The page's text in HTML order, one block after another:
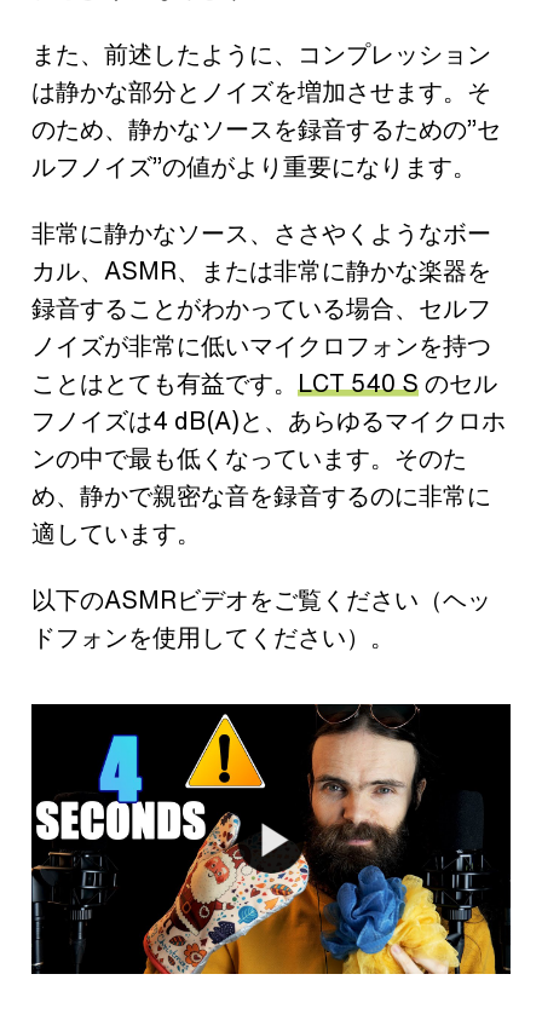
また、前述したように、コンプレッション
は静かな部分とノイズを増加させます。そ
のため、静かなソースを録音するための”セ
ルフノイズ”の値がより重要になります。
非常に静かなソース、ささやくようなボー
カル、ASMR、または非常に静かな楽器を
録音することがわかっている場合、セルフ
ノイズが非常に低いマイクロフォンを持つ
ことはとても有益です。 LCT 540 Sのセル
フノイズは4 dB(A)と、あらゆるマイクロホ
ンの中で最も低くなっています。そのた
め、静かで親密な音を録音するのに非常に
適しています。
以下のASMRビデオをご覧ください（ヘッ
ドフォンを使用してください）。